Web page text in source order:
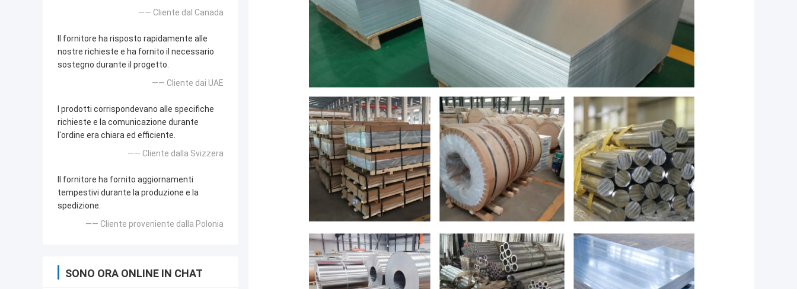
—— Cliente dal Canada
Il fornitore ha risposto rapidamente alle
nostre richieste e ha fornito il necessario
sostegno durante il progetto.
—— Cliente dai UAE
I prodotti corrispondevano alle specifiche
richieste e la comunicazione durante
l'ordine era chiara ed efficiente.
—— Cliente dalla Svizzera
Il fornitore ha fornito aggiornamenti
tempestivi durante la produzione e la
spedizione.
—— Cliente proveniente dalla Polonia
SONO ORA ONLINE IN CHAT